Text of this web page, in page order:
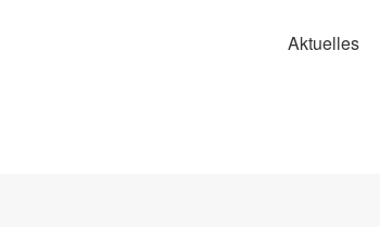
Aktuelles